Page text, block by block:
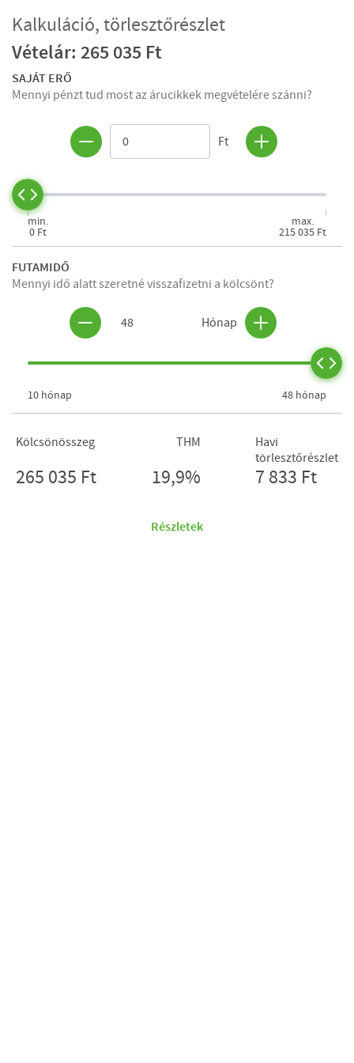
Kalkuláció, törlesztőrészlet
Vételár: 265 035 Ft
SAJÁT ERŐ
Mennyi pénzt tud most az árucikkek megvételére szánni?
Ft
min.
0 Ft
max.
215 035 Ft
FUTAMIDŐ
Mennyi idő alatt szeretné visszafizetni a kölcsönt?
48 Hónap
10 hónap 48 hónap
Kölcsönösszeg
265 035 Ft
THM
19,9%
Havi
törlesztőrészlet
7 833 Ft
Részletek